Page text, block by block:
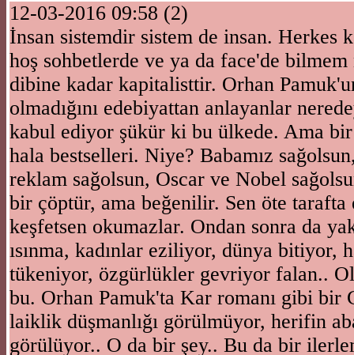
12-03-2016 09:58 (2)
İnsan sistemdir sistem de insan. Herkes
hoş sohbetlerde ve ya da face'de
dibine kadar kapitalisttir. Orhan
olmadığını edebiyattan anlayanlar
kabul ediyor şükür ki bu ülkede. Ama bir
hala bestselleri. Niye? Babamız
reklam sağolsun, Oscar ve Nobel
bir çöptür, ama beğenilir. Sen öte tarafta
keşfetsen okumazlar. Ondan sonra da
ısınma, kadınlar eziliyor, dünya bitiyor,
tükeniyor, özgürlükler gevriyor falan..
bu. Orhan Pamuk'ta Kar romanı gibi bir
laiklik düşmanlığı görülmüyor, herifin
görülüyor.. O da bir şey.. Bu da bir